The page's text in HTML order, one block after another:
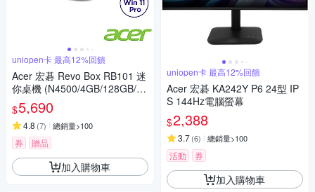
uniopen卡 最高12%回饋
Acer 宏碁 Revo Box RB101 迷
你桌機 (N4500/4GB/128GB/Wi
n11 Pro)
$5,690
4.8 (7) 總銷量>100
券 贈品
加入購物車
uniopen卡 最高12%回饋
Acer 宏碁 KA242Y P6 24型 IP
S 144Hz電腦螢幕
$2,388
3.7(6) 總銷量>100
活動 券
加入購物車